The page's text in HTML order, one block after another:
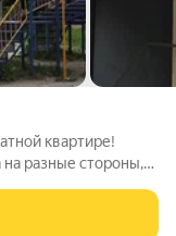
квартире!
разные стороны,
в шаговой